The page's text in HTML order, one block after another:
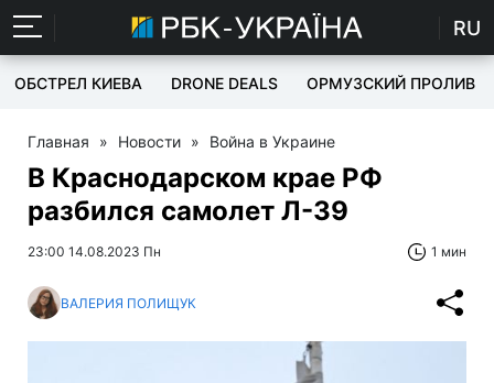
RU
ОБСТРЕЛ КИЕВА DRONE DEALS ОРМУЗСКИЙ ПРОЛИВ
Главная » Новости » Война в Украине
В Краснодарском крае РФ
разбился самолет Л-39
23:00 14.08.2023 Пн 1 мин
ВАЛЕРИЯ ПОЛИЩУК